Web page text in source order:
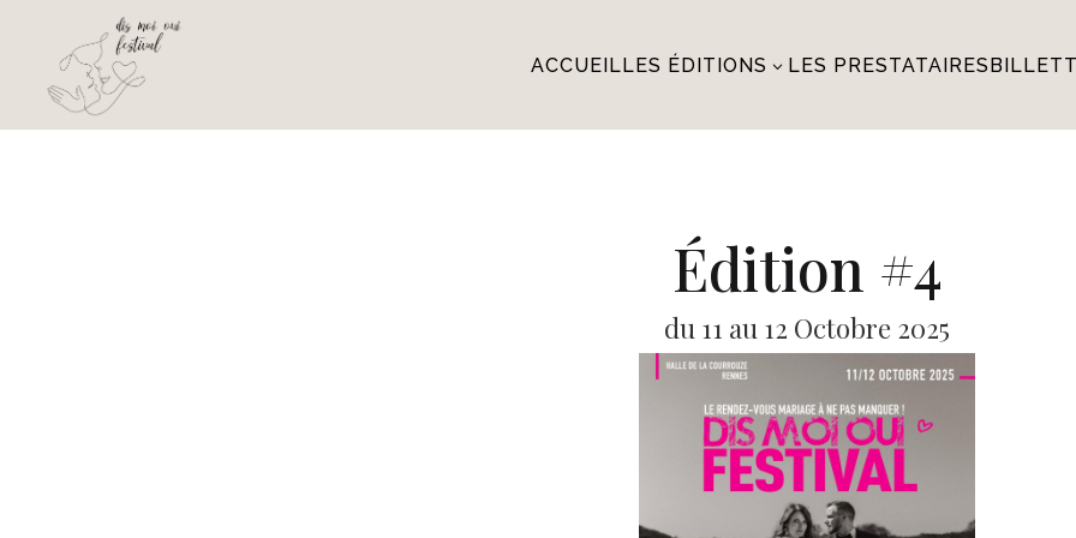
ACCUEILLES ÉDITIONS 3 LES PRESTATAIRES
Édition #4
du 11 au 12 Octobre 2025